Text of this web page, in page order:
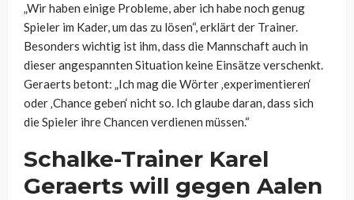
„Wir haben einige Probleme, aber ich habe noch genug
Spieler im Kader, um das zu lösen“, erklärt der Trainer.
Besonders wichtig ist ihm, dass die Mannschaft auch in
dieser angespannten Situation keine Einsätze verschenkt.
Geraerts betont: „Ich mag die Wörter ‚experimentieren‘
oder ‚Chance geben‘ nicht so. Ich glaube daran, dass sich
die Spieler ihre Chancen verdienen müssen.“
Schalke-Trainer Karel
Geraerts will gegen Aalen